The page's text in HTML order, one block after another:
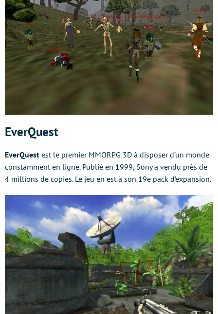
EverQuest
EverQuest est le premier MMORPG 3D à disposer d’un monde
constamment en ligne. Publié en 1999, Sony a vendu près de
4 millions de copies. Le jeu en est à son 19e pack d’expansion.